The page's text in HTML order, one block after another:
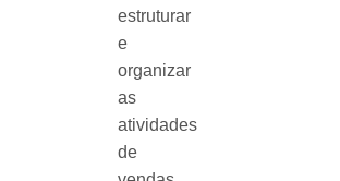
estruturar
e
organizar
as
atividades
de